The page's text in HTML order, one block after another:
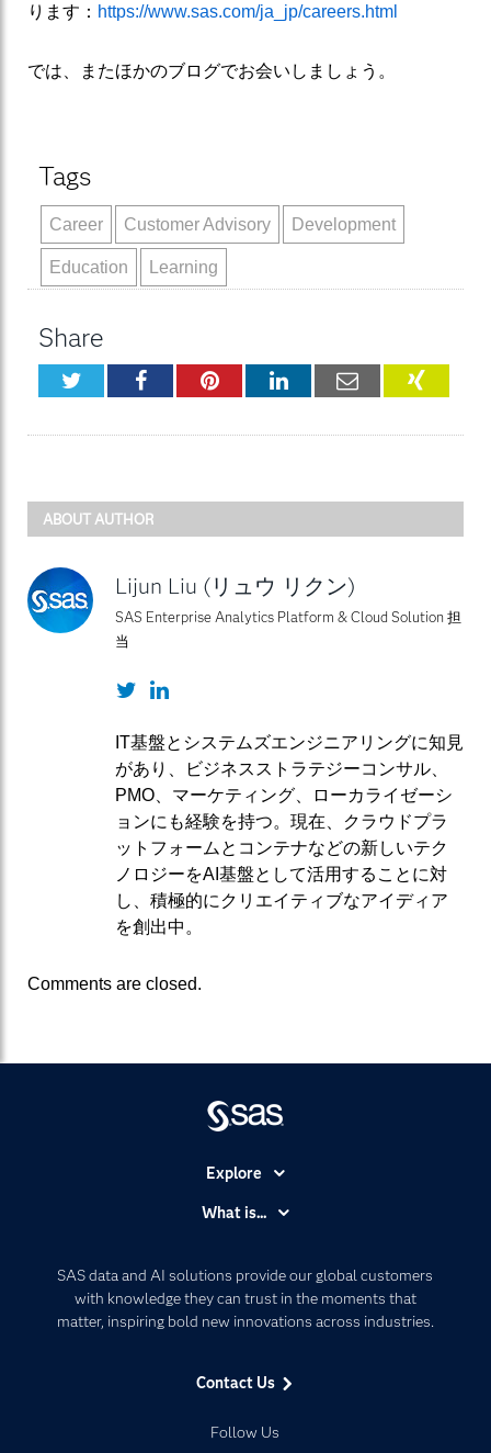
ります： https://www.sas.com/ja_jp/careers.html
では、またほかのブログでお会いしましょう。
Tags
Career Customer Advisory Development
Education Learning
Share
TwitterFacebookPinterestLinkedInEmail XING
ABOUT AUTHOR
Lijun Liu (リュウ リクン)
SAS Enterprise Analytics Platform & Cloud Solution 担
当
TwitterLinkedIn
IT基盤とシステムズエンジニアリングに知見
があり、ビジネスストラテジーコンサル、
PMO、マーケティング、ローカライゼーシ
ョンにも経験を持つ。現在、クラウドプラ
ットフォームとコンテナなどの新しいテク
ノロジーをAI基盤として活用することに対
し、積極的にクリエイティブなアイディア
を創出中。
Comments are closed.
SAS data and AI solutions provide our global customers
with knowledge they can trust in the moments that
matter, inspiring bold new innovations across industries.
Contact Us
Follow Us
Explore
Communities
Company
Developers
Documentation
What is...
Artificial Intelligence
Data Management